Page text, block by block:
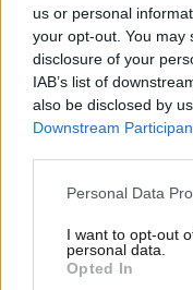
us or personal
your opt-out. You may
disclosure of your
IAB’s list of
also be disclosed by
Downstream
Please note that this
not limited to your
grant or deny consent
use your data for
Personal Data
I want to opt-out
personal data.
Opted In